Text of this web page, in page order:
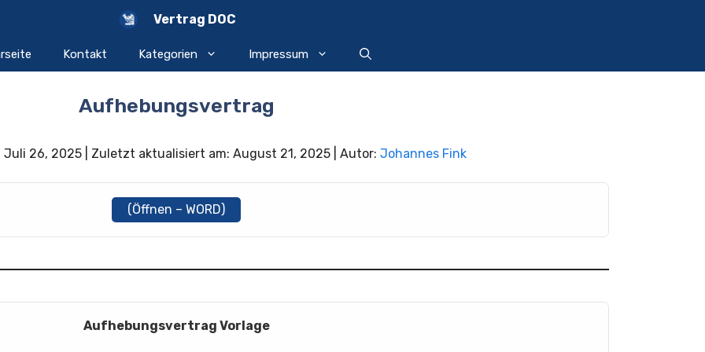
Vertrag DOC
Kontakt Kategorien Impressum
Aufhebungsvertrag
26, 2025 | Zuletzt aktualisiert am: August 21, 2025 | Autor: Johannes Fink
(Öffnen – WORD)
Aufhebungsvertrag Vorlage